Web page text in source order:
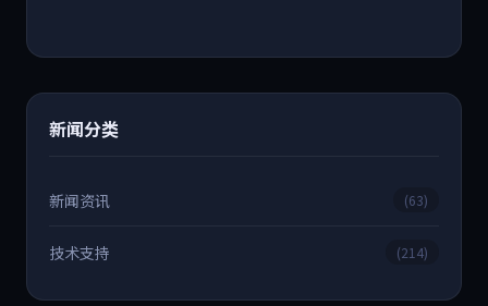
新闻分类
新闻资讯 (63)
技术支持 (214)